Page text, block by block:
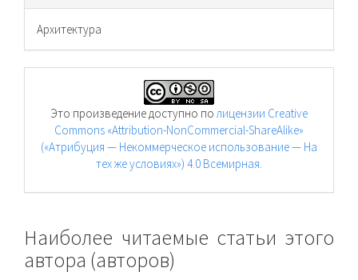
Архитектура
Это произведение доступно полицензии Creative
Commons «Attribution-NonCommercial-ShareAlike»
(«Атрибуция — Некоммерческое использование — На
тех же условиях») 4.0 Всемирная.
Наиболее читаемые статьи этого
автора (авторов)